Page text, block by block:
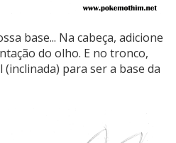
base... Na cabeça, adicione
do olho. E no tronco,
para ser a base da